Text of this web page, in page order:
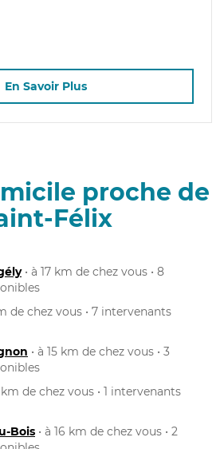
En Savoir Plus
proche de
Félix
• à 17 km de chez vous • 8
de chez vous • 7 intervenants
• à 15 km de chez vous • 3
km de chez vous • 1 intervenants
Bois • à 16 km de chez vous • 2